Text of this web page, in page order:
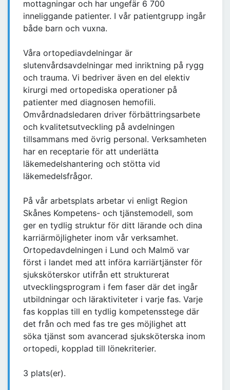
mottagningar och har ungefär 6 700
inneliggande patienter. I vår patientgrupp ingår
både barn och vuxna.
Våra ortopediavdelningar är
slutenvårdsavdelningar med inriktning på rygg
och trauma. Vi bedriver även en del elektiv
kirurgi med ortopediska operationer på
patienter med diagnosen hemofili.
Omvårdnadsledaren driver förbättringsarbete
och kvalitetsutveckling på avdelningen
tillsammans med övrig personal. Verksamheten
har en receptarie för att underlätta
läkemedelshantering och stötta vid
läkemedelsfrågor.
På vår arbetsplats arbetar vi enligt Region
Skånes Kompetens- och tjänstemodell, som
ger en tydlig struktur för ditt lärande och dina
karriärmöjligheter inom vår verksamhet.
Ortopedavdelningen i Lund och Malmö var
först i landet med att införa karriärtjänster för
sjuksköterskor utifrån ett strukturerat
utvecklingsprogram i fem faser där det ingår
utbildningar och läraktiviteter i varje fas. Varje
fas kopplas till en tydlig kompetensstege där
det från och med fas tre ges möjlighet att
söka tjänst som avancerad sjuksköterska inom
ortopedi, kopplad till lönekriterier.
3 plats(er).